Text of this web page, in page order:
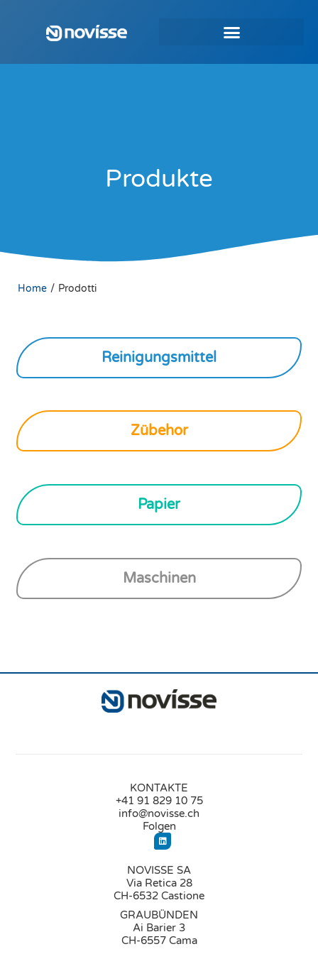
Produkte
Home / Prodotti
Reinigungsmittel
Zübehor
Papier
Maschinen
KONTAKTE
+41 91 829 10 75
info@novisse.ch
Folgen
NOVISSE SA
Via Retica 28
CH-6532 Castione
GRAUBÜNDEN
Ai Barier 3
CH-6557 Cama